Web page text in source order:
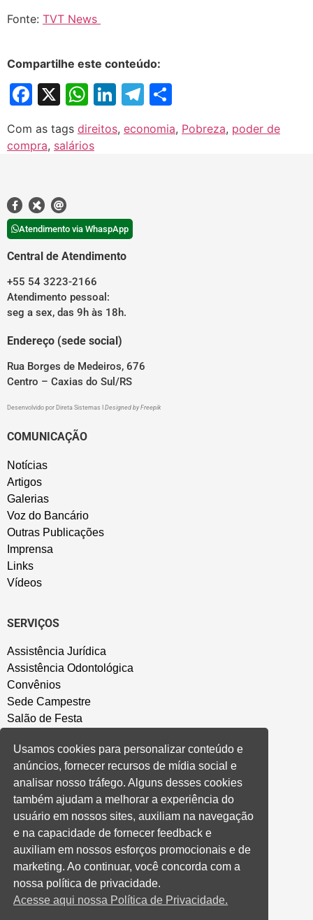
Fonte: TVT News
Compartilhe este conteúdo:
Facebook
X WhatsApp
LinkedIn
Telegram
Com as tags direitos, economia, Pobreza, poder de
compra, salários
Atendimento via WhaspApp
Central de Atendimento
+55 54 3223-2166
Atendimento pessoal:
seg a sex, das 9h às 18h.
Endereço (sede social)
Rua Borges de Medeiros, 676
Centro – Caxias do Sul/RS
Desenvolvido por Direta Sistemas Designed by Freepik
COMUNICAÇÃO
Notícias
Artigos
Galerias
Voz do Bancário
Outras Publicações
Imprensa
Links
Vídeos
SERVIÇOS
Assistência Jurídica
Assistência Odontológica
Convênios
Sede Campestre
Salão de Festa
CONVENÇÃO COLETIVA E ACORDOS
Convenções Coletivas
Banco do Brasil
Caixa Econômica Federal
Banrisul
Privados
Aditivos RS
Cooperativas e Financeiras
Usamos cookies para personalizar conteúdo e
anúncios, fornecer recursos de mídia social e
analisar nosso tráfego. Alguns desses cookies
também ajudam a melhorar a experiência do
usuário em nossos sites, auxiliam na navegação
e na capacidade de fornecer feedback e
auxiliam em nossos esforços promocionais e de
marketing. Ao continuar, você concorda com a
nossa política de privacidade.
Acesse aqui nossa Política de Privacidade.